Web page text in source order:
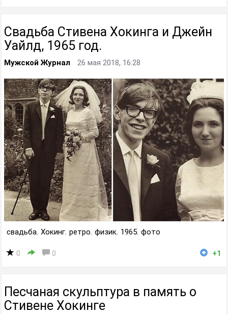
Свадьба Стивена Хокинга и Джейн
Уайлд, 1965 год.
Мужской Журнал 26 мая 2018, 16:28
свадьба, Хокинг, ретро, физик, 1965, фото
0 0 +1
Песчаная скульптура в память о
Стивене Хокинге